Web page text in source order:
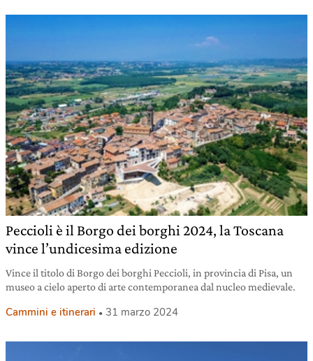
Peccioli è il Borgo dei borghi 2024, la Toscana
vince l’undicesima edizione
Vince il titolo di Borgo dei borghi Peccioli, in provincia di Pisa, un
museo a cielo aperto di arte contemporanea dal nucleo medievale.
Cammini e itinerari 31 marzo 2024